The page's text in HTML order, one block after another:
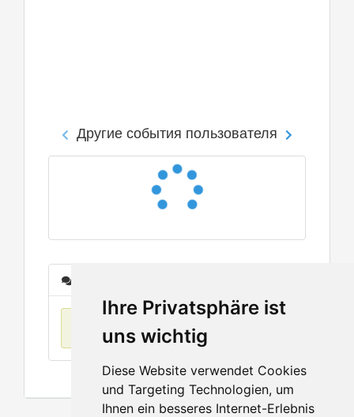
Ihre Privatsphäre ist
uns wichtig
Diese Website verwendet Cookies
und Targeting Technologien, um
Ihnen ein besseres Internet-Erlebnis
Другие события пользователя